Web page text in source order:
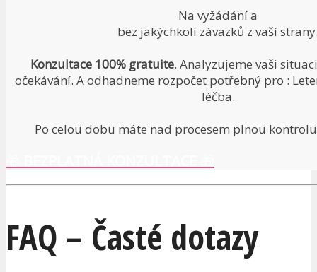
Na vyžádání a
bez jakýchkoli závazků z vaší
Konzultace 100% gratuite. Analyzujeme vaši
očekávání. A odhadneme rozpočet potřebný pro :
léčba.
Po celou dobu máte nad procesem plnou
FAQ – Časté dotazy